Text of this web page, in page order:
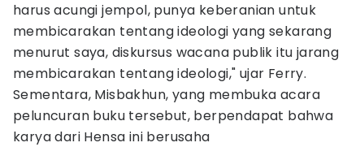
harus acungi jempol, punya keberanian untuk
membicarakan tentang ideologi yang sekarang
menurut saya, diskursus wacana publik itu jarang
membicarakan tentang ideologi," ujar Ferry.
Sementara, Misbakhun, yang membuka acara
peluncuran buku tersebut, berpendapat bahwa
karya dari Hensa ini berusaha